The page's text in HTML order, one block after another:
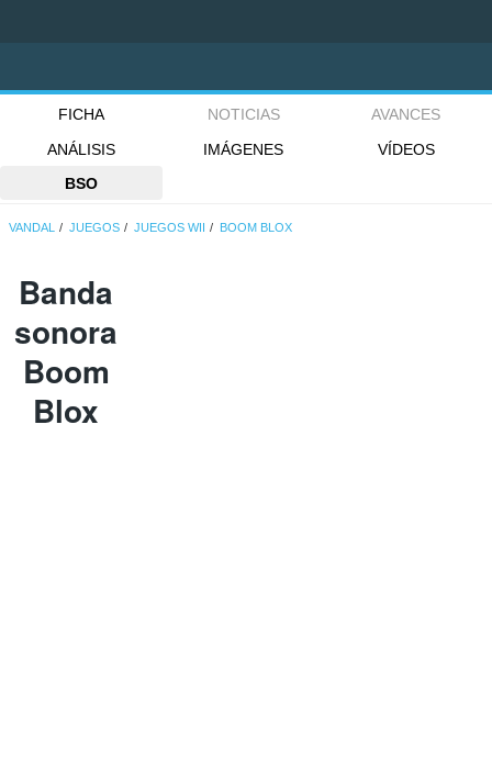
FICHA NOTICIAS
AVANCES
ANÁLISIS
IMÁGENES
VÍDEOS
BSO
VANDAL JUEGOS JUEGOS WII BOOM BLOX
Banda
sonora
Boom
Blox